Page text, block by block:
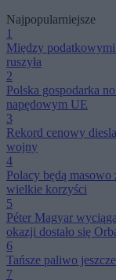
Najpopularniejsze
1
Między
ruszyła
2
Polska gospodarka
napędowym UE
3
Rekord cenowy
wojny
4
Polacy będą
wielkie korzyści
5
Péter Magyar
okazji dostało się
6
Tańsze paliwo
7